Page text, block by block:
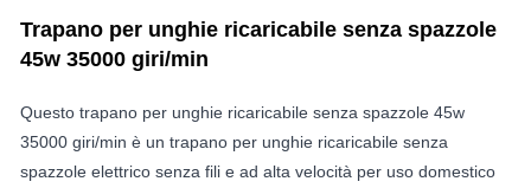
Trapano per unghie ricaricabile senza spazzole
45w 35000 giri/min
Questo trapano per unghie ricaricabile senza spazzole 45w
35000 giri/min è un trapano per unghie ricaricabile senza
spazzole elettrico senza fili e ad alta velocità per uso domestico